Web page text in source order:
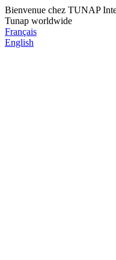
Bienvenue chez TUNAP
Tunap worldwide
Français
English